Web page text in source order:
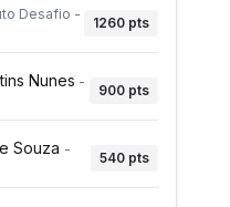
Desafio -
1260 pts
Nunes -
900 pts
Souza -
540 pts